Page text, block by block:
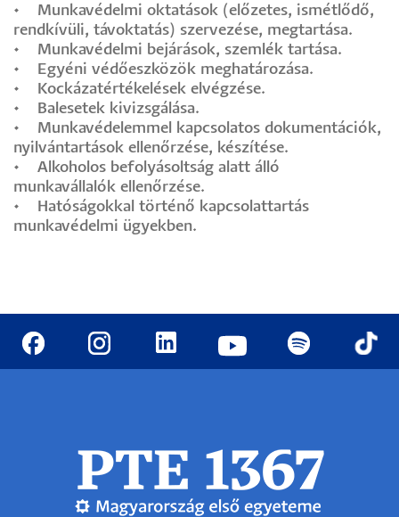
• Munkavédelmi oktatások (előzetes, ismétlődő,
rendkívüli, távoktatás) szervezése, megtartása.
• Munkavédelmi bejárások, szemlék tartása.
• Egyéni védőeszközök meghatározása.
• Kockázatértékelések elvégzése.
• Balesetek kivizsgálása.
• Munkavédelemmel kapcsolatos dokumentációk,
nyilvántartások ellenőrzése, készítése.
• Alkoholos befolyásoltság alatt álló
munkavállalók ellenőrzése.
• Hatóságokkal történő kapcsolattartás
munkavédelmi ügyekben.